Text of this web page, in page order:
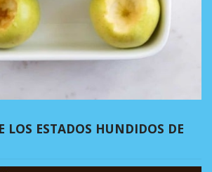
LOS ESTADOS HUNDIDOS DE